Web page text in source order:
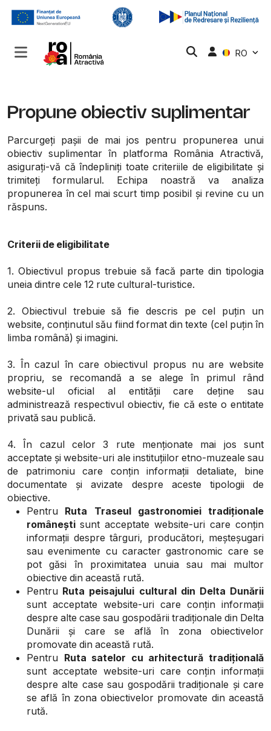
RO
Propune obiectiv suplimentar
Parcurgeți pașii de mai jos pentru propunerea unui
obiectiv suplimentar în platforma România Atractivă,
asigurați-vă că îndepliniți toate criteriile de eligibilitate și
trimiteți formularul. Echipa noastră va analiza
propunerea în cel mai scurt timp posibil și revine cu un
răspuns.
Criterii de eligibilitate
1. Obiectivul propus trebuie să facă parte din tipologia
uneia dintre cele 12 rute cultural-turistice.
2. Obiectivul trebuie să fie descris pe cel puțin un
website, conținutul său fiind format din texte (cel puțin în
limba română) și imagini.
3. În cazul în care obiectivul propus nu are website
propriu, se recomandă a se alege în primul rând
website-ul oficial al entității care deține sau
administrează respectivul obiectiv, fie că este o entitate
privată sau publică.
4. În cazul celor 3 rute menționate mai jos sunt
acceptate și website-uri ale instituțiilor etno-muzeale sau
de patrimoniu care conțin informații detaliate, bine
documentate și avizate despre aceste tipologii de
obiective.
Pentru Ruta Traseul gastronomiei tradiționale
românești sunt acceptate website-uri care conțin
informații despre târguri, producători, meșteșugari
sau evenimente cu caracter gastronomic care se
pot găsi în proximitatea unuia sau mai multor
obiective din această rută.
Pentru Ruta peisajului cultural din Delta Dunării
sunt acceptate website-uri care conțin informații
despre alte case sau gospodării tradiționale din Delta
Dunării și care se află în zona obiectivelor
promovate din această rută.
Pentru Ruta satelor cu arhitectură tradițională
sunt acceptate website-uri care conțin informații
despre alte case sau gospodării tradiționale și care
se află în zona obiectivelor promovate din această
rută.